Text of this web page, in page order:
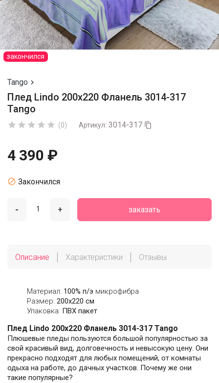
закончился
Tango 
Плед Lindo 200х220 Фланель 3014-317
Tango
     (0) Артикул: 3014-317 
4 390 ₽
 Закончился
- + заказать
Описание Характеристики Отзывы
Материал: 100% п/э микрофибра
Размер: 200х220 см
Упаковка: ПВХ пакет
Плед Lindo 200х220 Фланель 3014-317 Tango
Плюшевые пледы пользуются большой популярностью за
свой красивый вид, долговечность и невысокую цену. Они
прекрасно подходят для любых помещений, от комнаты
одыха на работе, до дачных участков. Почему же они
такие популярные?